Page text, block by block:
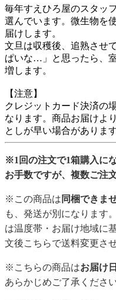
毎年すえひろ屋のスタッ
選んでいます。微生物を
届けします。
文旦は収穫後、追熟させ
ぱいな…」と思ったら、
増します。
【注意】
クレジットカード決済の
なります。商品お届けよ
としが早い場合がありま
※1回の注文で1箱購入に
お手数ですが、複数ご注
※この商品は 同梱できま
も、発送が別になります
は温度帯・お届け地域に
文後こちらで送料変更さ
※こちらの商品はお届け
あらかじめご了承ください